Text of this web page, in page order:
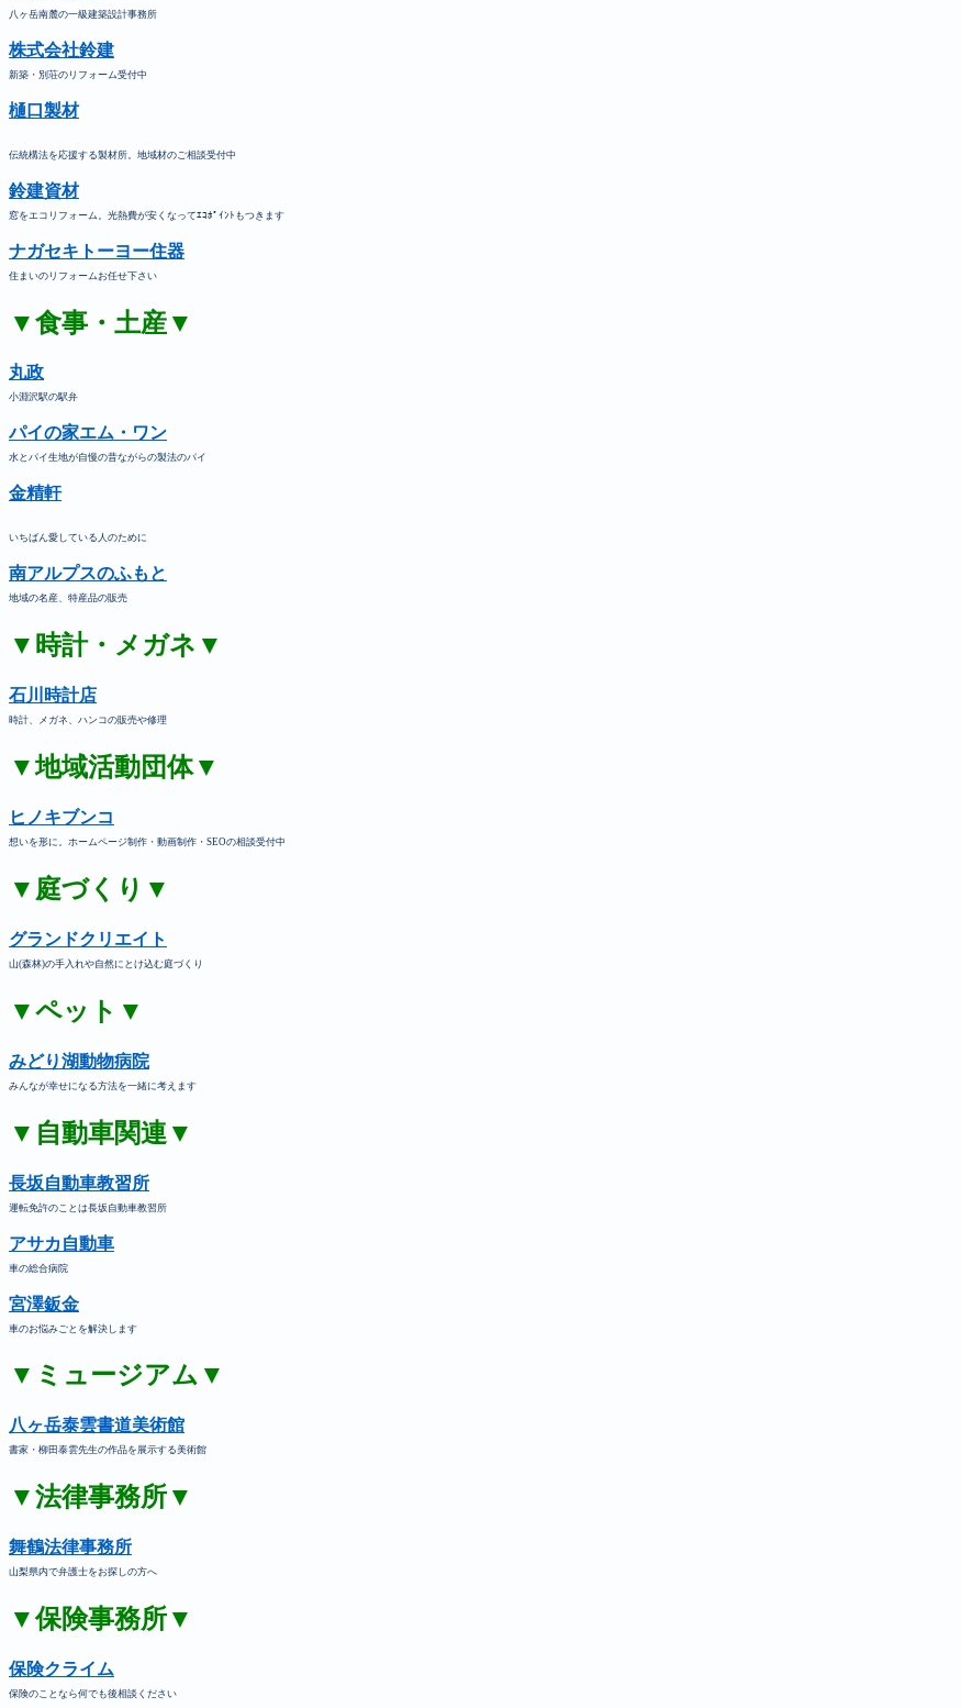
八ヶ岳南麓の一級建築設計事務所
株式会社鈴建
新築・別荘のリフォーム受付中
樋口製材
伝統構法を応援する製材所。地域材のご相談受付中
鈴建資材
窓をエコリフォーム。光熱費が安くなってｴｺﾎﾟｲﾝﾄもつきます
ナガセキトーヨー住器
住まいのリフォームお任せ下さい
▼食事・土産▼
丸政
小淵沢駅の駅弁
パイの家エム・ワン
水とパイ生地が自慢の昔ながらの製法のパイ
金精軒
いちばん愛している人のために
南アルプスのふもと
地域の名産、特産品の販売
▼時計・メガネ▼
石川時計店
時計、メガネ、ハンコの販売や修理
▼地域活動団体▼
ヒノキブンコ
想いを形に。ホームページ制作・動画制作・SEOの相談受付中
▼庭づくり▼
グランドクリエイト
山(森林)の手入れや自然にとけ込む庭づくり
▼ペット▼
みどり湖動物病院
みんなが幸せになる方法を一緒に考えます
▼自動車関連▼
長坂自動車教習所
運転免許のことは長坂自動車教習所
アサカ自動車
車の総合病院
宮澤鈑金
車のお悩みごとを解決します
▼ミュージアム▼
八ヶ岳泰雲書道美術館
書家・柳田泰雲先生の作品を展示する美術館
▼法律事務所▼
舞鶴法律事務所
山梨県内で弁護士をお探しの方へ
▼保険事務所▼
保険クライム
保険のことなら何でも後相談ください